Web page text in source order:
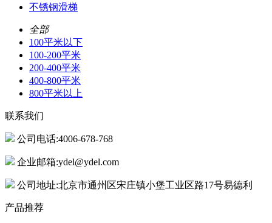
不锈钢滑梯
全部
100平米以下
100-200平米
200-400平米
400-800平米
800平米以上
联系我们
公司电话:4006-678-768
企业邮箱:ydel@ydel.com
公司地址:北京市通州区宋庄镇小堡工业区路17号易德利
产品推荐